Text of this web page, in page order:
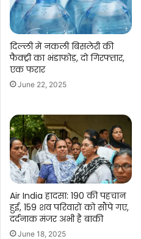
दिल्ली में नकली बिसलेरी की
फैक्ट्री का भंडाफोड़, दो गिरफ्तार,
एक फरार
June 22, 2025
Air India हादसा: 190 की पहचान
हुई, 159 शव परिवारों को सौंपे गए,
दर्दनाक मंजर अभी है बाकी
June 18, 2025